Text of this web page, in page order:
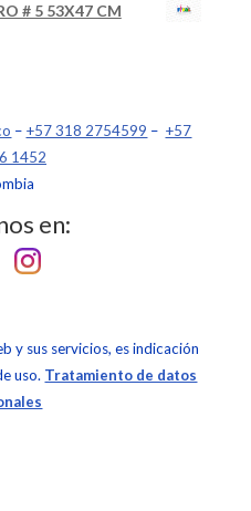
# 5 53X47 CM
– +57 318 2754599 – +57
1452
en:
y sus servicios, es indicación
uso. Tratamiento de datos